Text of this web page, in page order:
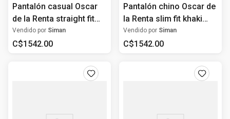
Pantalón casual Oscar
de la Renta straight fit
azul navy sólido para
hombre
Vendido por Siman
C$1542.00
Pantalón chino Oscar de
la Renta slim fit khaki
sólido para hombre
Vendido por Siman
C$1542.00